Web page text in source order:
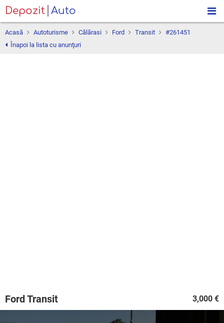
Depozit Auto
Acasă Autoturisme Călărasi Ford Transit
#261451
Înapoi la lista cu anunţuri
3,000 €
Ford Transit